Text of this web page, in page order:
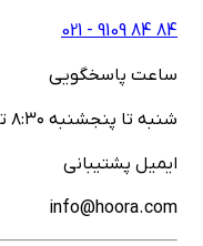
021 - ‎9109‎ ‎84‎
پاسخگویی
تا پنجشنبه ۸:۳۰ تا ۱۷ - جمعه ۹ تا ۱۶
پشتیبانی